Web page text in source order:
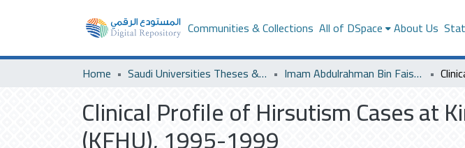
Communities & Collections All of DSpace About Us
Home Saudi Universities Theses & Dissertations Imam Abdulrahman Bin Faisal University
Clinical Profile of Hirsutism Cases at